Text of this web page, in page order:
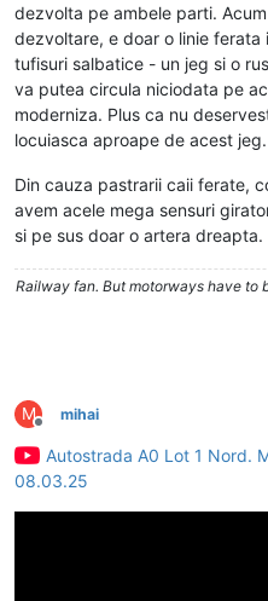
dezvolta pe ambele parti.
dezvoltare, e doar o linie ferata
tufisuri salbatice - un jeg si o
va putea circula niciodata pe
moderniza. Plus ca nu
locuiasca aproape de acest
Din cauza pastrarii caii ferate,
avem acele mega sensuri
si pe sus doar o artera dreapta.
Railway fan. But motorways have to
M
Deconectat
mihai
Autostrada A0 Lot 1 Nord.
08.03.25